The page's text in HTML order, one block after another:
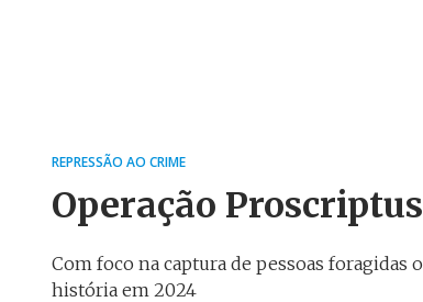
REPRESSÃO AO CRIME
Operação
Com foco na captura de pessoas foragidas
história em 2024